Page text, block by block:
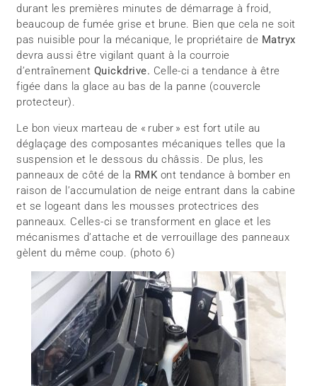
durant les premières minutes de démarrage à froid,
beaucoup de fumée grise et brune. Bien que cela ne soit
pas nuisible pour la mécanique, le propriétaire de Matryx
devra aussi être vigilant quant à la courroie
d’entraînement Quickdrive. Celle-ci a tendance à être
figée dans la glace au bas de la panne (couvercle
protecteur).
Le bon vieux marteau de « ruber » est fort utile au
déglaçage des composantes mécaniques telles que la
suspension et le dessous du châssis. De plus, les
panneaux de côté de la RMK ont tendance à bomber en
raison de l’accumulation de neige entrant dans la cabine
et se logeant dans les mousses protectrices des
panneaux. Celles-ci se transforment en glace et les
mécanismes d’attache et de verrouillage des panneaux
gèlent du même coup. (photo 6)